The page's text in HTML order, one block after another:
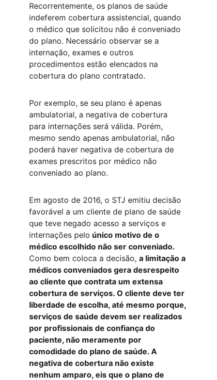
Recorrentemente, os planos de saúde
indeferem cobertura assistencial, quando
o médico que solicitou não é conveniado
do plano. Necessário observar se a
internação, exames e outros
procedimentos estão elencados na
cobertura do plano contratado.
Por exemplo, se seu plano é apenas
ambulatorial, a negativa de cobertura
para internações será válida. Porém,
mesmo sendo apenas ambulatorial, não
poderá haver negativa de cobertura de
exames prescritos por médico não
conveniado ao plano.
​Em agosto de 2016, o STJ emitiu decisão
favorável a um cliente de plano de saúde
que teve negado acesso a serviços e
internações pelo único motivo de o
médico escolhido não ser conveniado.
Como bem coloca a decisão, a limitação a
médicos conveniados gera desrespeito
ao cliente que contrata um extensa
cobertura de serviços. O cliente deve ter
liberdade de escolha, até mesmo porque,
serviços de saúde devem ser realizados
por profissionais de confiança do
paciente, não meramente por
comodidade do plano de saúde. A
negativa de cobertura não existe
nenhum amparo, eis que o plano de